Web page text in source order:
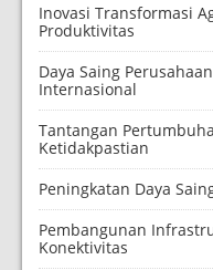
Inovasi Transformasi
Produktivitas
Daya Saing
Internasional
Tantangan
Ketidakpastian
Peningkatan Daya
Pembangunan
Konektivitas